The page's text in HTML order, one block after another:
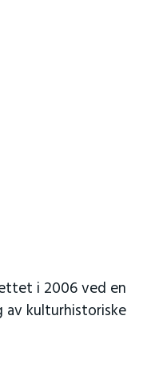
i 2006 ved en
av kulturhistoriske